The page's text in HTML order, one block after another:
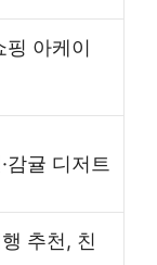
핑 아케이
감귤 디저트
추천, 친